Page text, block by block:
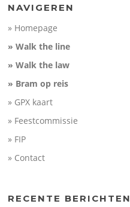
NAVIGEREN
» Homepage
» Walk the line
» Walk the law
» Bram op reis
» GPX kaart
» Feestcommissie
» FIP
» Contact
RECENTE BERICHTEN